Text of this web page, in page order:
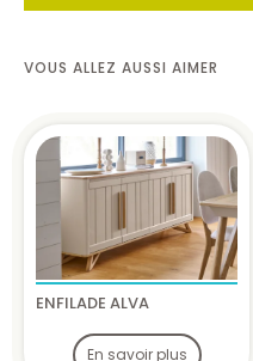
VOUS ALLEZ AUSSI AIMER
ENFILADE ALVA
En savoir plus